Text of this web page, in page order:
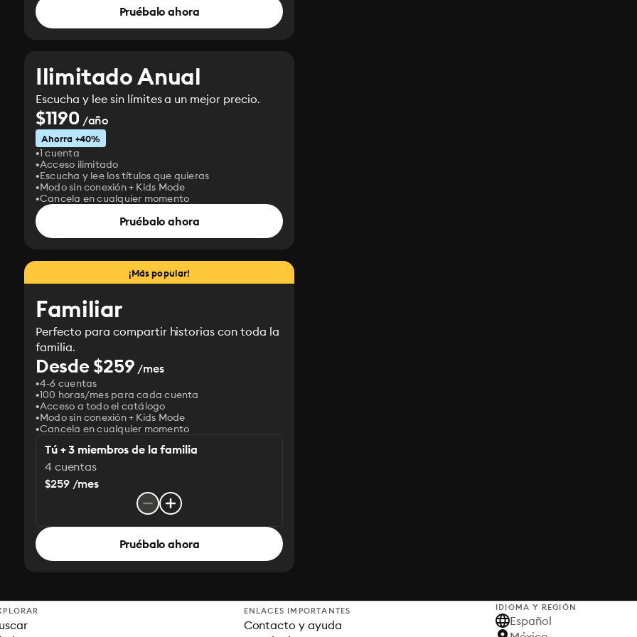
Pruébalo ahora
Ilimitado Anual
Escucha y lee sin límites a un mejor precio.
$1190 /año
Ahorra +40%
1 cuenta
Acceso ilimitado
Escucha y lee los títulos que quieras
Modo sin conexión + Kids Mode
Cancela en cualquier momento
Pruébalo ahora
¡Más popular!
Familiar
Perfecto para compartir historias con toda la
familia.
Desde $259 /mes
4-6 cuentas
100 horas/mes para cada cuenta
Acceso a todo el catálogo
Modo sin conexión + Kids Mode
Cancela en cualquier momento
Tú + 3 miembros de la familia
4 cuentas
$259 /mes
Pruébalo ahora
ENLACES IMPORTANTES
Contacto y ayuda
IDIOMA Y REGIÓN
Español